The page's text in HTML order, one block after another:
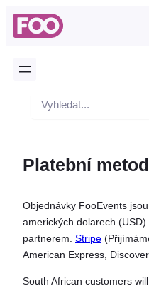
Vyhledávání
Platební
Objednávky FooEvents
amerických dolarech
partnerem. Stripe
American Express,
South African customers